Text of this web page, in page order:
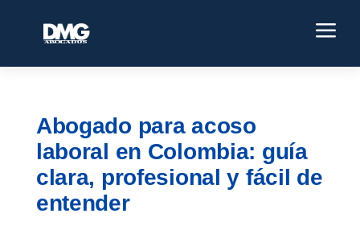
a
Abogado para acoso
laboral en Colombia: guía
clara, profesional y fácil de
entender